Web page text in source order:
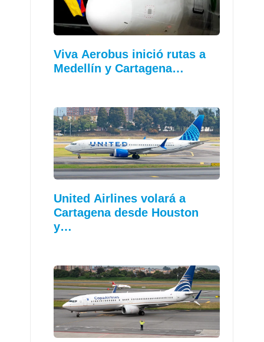
Viva Aerobus inició rutas a
Medellín y Cartagena…
United Airlines volará a
Cartagena desde Houston
y…